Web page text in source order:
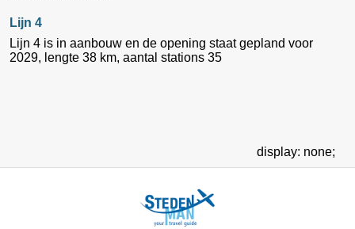
Lijn 4
Lijn 4 is in aanbouw en de opening staat gepland voor
2029, lengte 38 km, aantal stations 35
display: none;